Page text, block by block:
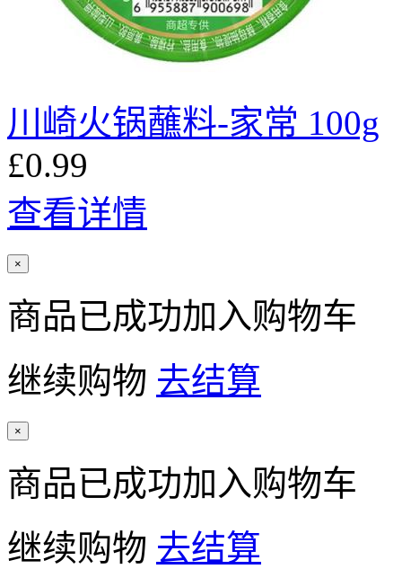
川崎火锅蘸料-家常 100g
£0.99
查看详情
×
商品已成功加入购物车
继续购物 去结算
×
商品已成功加入购物车
继续购物 去结算